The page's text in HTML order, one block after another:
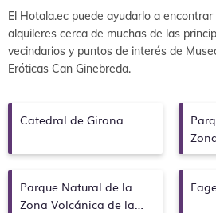
El Hotala.ec puede ayudarlo a
alquileres cerca de muchas de las
vecindarios y puntos de interés de
Eróticas Can Ginebreda.
Catedral de Girona
Parque Natural de la
Zona Volcánica de la